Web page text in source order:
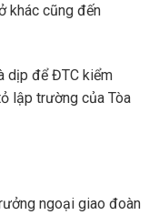
khác cũng đến
dịp để ĐTC kiểm
lập trường của Tòa
ngoại giao đoàn